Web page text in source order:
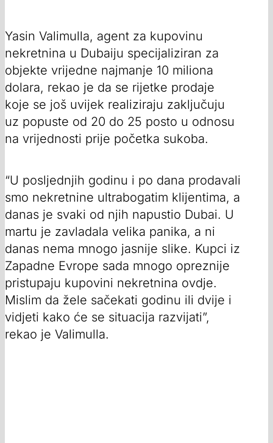
Yasin Valimulla, agent za kupovinu
nekretnina u Dubaiju specijaliziran za
objekte vrijedne najmanje 10 miliona
dolara, rekao je da se rijetke prodaje
koje se još uvijek realiziraju zaključuju
uz popuste od 20 do 25 posto u odnosu
na vrijednosti prije početka sukoba.
“U posljednjih godinu i po dana prodavali
smo nekretnine ultrabogatim klijentima, a
danas je svaki od njih napustio Dubai. U
martu je zavladala velika panika, a ni
danas nema mnogo jasnije slike. Kupci iz
Zapadne Evrope sada mnogo opreznije
pristupaju kupovini nekretnina ovdje.
Mislim da žele sačekati godinu ili dvije i
vidjeti kako će se situacija razvijati”,
rekao je Valimulla.